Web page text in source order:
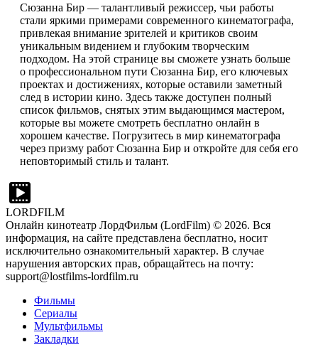
Сюзанна Бир — талантливый режиссер, чьи работы
стали яркими примерами современного кинематографа,
привлекая внимание зрителей и критиков своим
уникальным видением и глубоким творческим
подходом. На этой странице вы сможете узнать больше
о профессиональном пути Сюзанна Бир, его ключевых
проектах и достижениях, которые оставили заметный
след в истории кино. Здесь также доступен полный
список фильмов, снятых этим выдающимся мастером,
которые вы можете смотреть бесплатно онлайн в
хорошем качестве. Погрузитесь в мир кинематографа
через призму работ Сюзанна Бир и откройте для себя его
неповторимый стиль и талант.
LORDFILM
Онлайн кинотеатр ЛордФильм (LordFilm) © 2026. Вся
информация, на сайте представлена бесплатно, носит
исключительно ознакомительный характер. В случае
нарушения авторских прав, обращайтесь на почту:
support@lostfilms-lordfilm.ru
Фильмы
Сериалы
Мультфильмы
Закладки